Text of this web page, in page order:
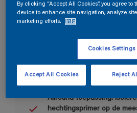
Belangrijkste voordelen
Allround toepassing:
hechtingsprimer op de
By clicking “Accept All Cookies”, you agree to
device to enhance site navigation, analyze
marketing efforts.
Info
Cookies Settings
Reject All
Accept All Cookies